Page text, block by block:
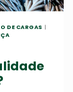
DE CARGAS |